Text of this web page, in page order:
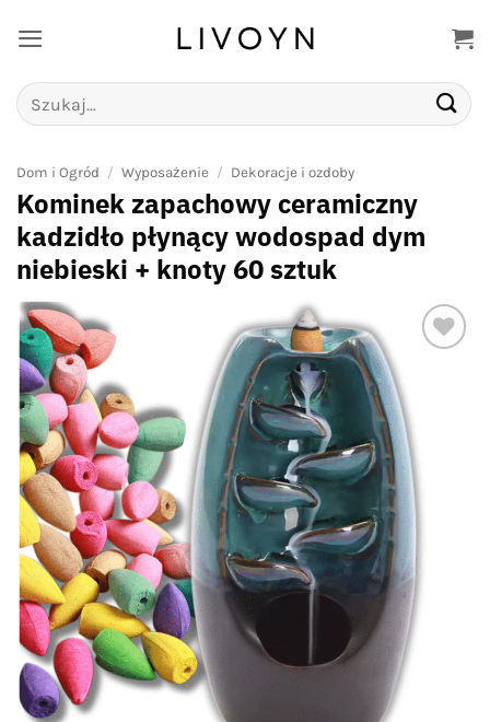
do
Szukaj:
Dom i Ogród / Wyposażenie / Dekoracje i ozdoby
Kominek zapachowy ceramiczny
kadzidło płynący wodospad dym
niebieski + knoty 60 sztuk
wishlist